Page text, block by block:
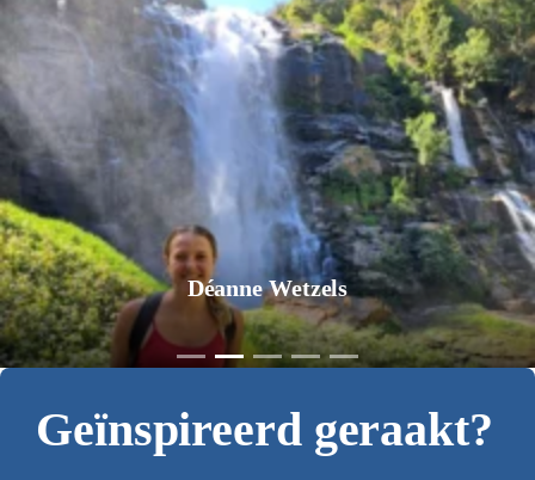
Jurgen Pol
Geïnspireerd geraakt?